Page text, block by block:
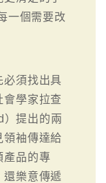
一個需要改
必須找出具
會學家拉查
提出的兩
領袖傳達給
產品的專
還樂意傳遞